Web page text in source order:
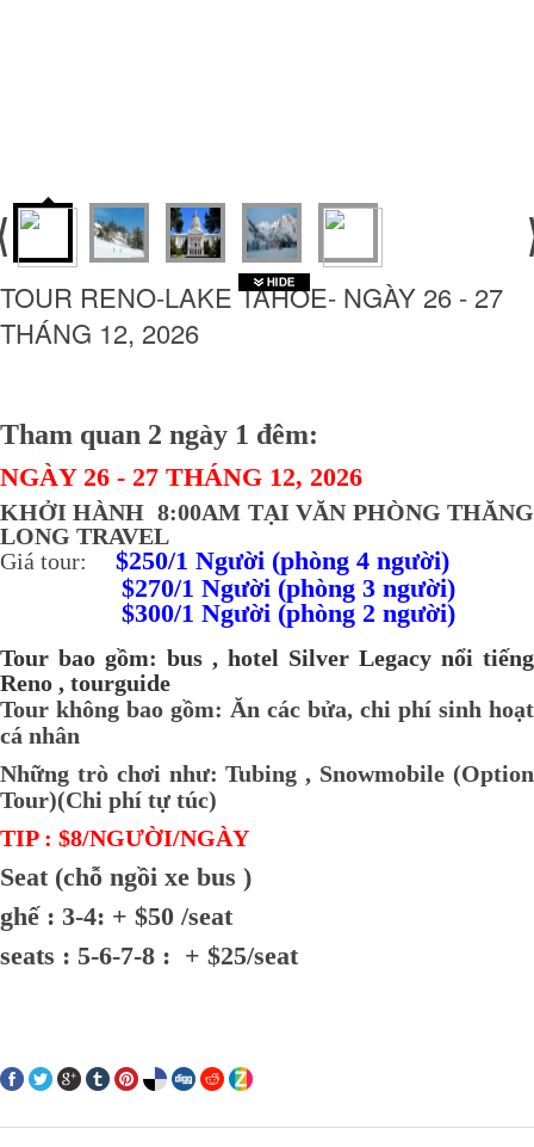
TOUR RENO-LAKE TAHOE- NGÀY 26 - 27
THÁNG 12, 2026
Tham quan 2 ngày 1 đêm:
NGÀY 26 - 27 THÁNG 12, 2026
KHỞI HÀNH 8:00AM TẠI VĂN PHÒNG THĂNG
LONG TRAVEL
Giá tour:
$250/1 Người (phòng 4 người)
$270/1 Người (phòng 3 người)
$300/1 Người (phòng 2 người)
Tour bao gồm: bus , hotel Silver Legacy nổi tiếng
Reno , tourguide
Tour không bao gồm: Ăn các bửa, chi phí sinh hoạt
cá nhân
Những trò chơi như: Tubing , Snowmobile (Option
Tour)(Chi phí tự túc)
TIP : $8/NGƯỜI/NGÀY
Seat (chỗ ngồi xe bus )
ghế : 3-4: + $50 /seat
seats : 5-6-7-8 : + $25/seat